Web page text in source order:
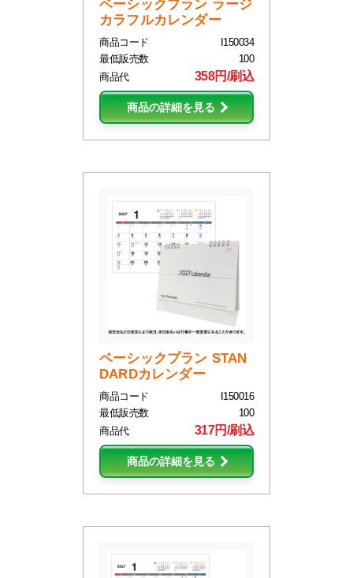
ベーシックプラン ラージ
カラフルカレンダー
商品コード
I150034
最低販売数
100
商品代
358円/刷込
商品の詳細を見る
ベーシックプラン STAN
DARDカレンダー
商品コード
I150016
最低販売数
100
商品代
317円/刷込
商品の詳細を見る